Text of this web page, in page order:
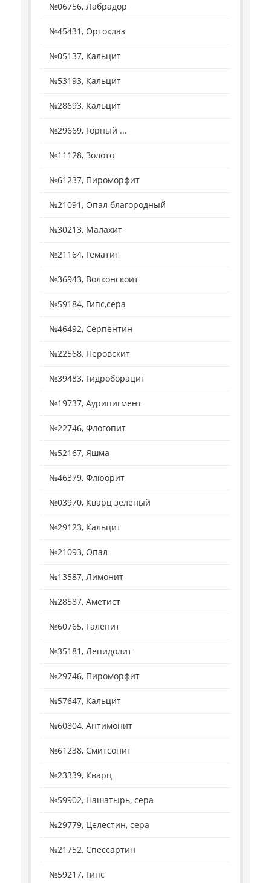
№06756, Лабрадор
№45431, Ортоклаз
№05137, Кальцит
№53193, Кальцит
№28693, Кальцит
№29669, Горный ...
№11128, Золото
№61237, Пироморфит
№21091, Опал благородный
№30213, Малахит
№21164, Гематит
№36943, Волконскоит
№59184, Гипс,сера
№46492, Серпентин
№22568, Перовскит
№39483, Гидроборацит
№19737, Аурипигмент
№22746, Флогопит
№52167, Яшма
№46379, Флюорит
№03970, Кварц зеленый
№29123, Кальцит
№21093, Опал
№13587, Лимонит
№28587, Аметист
№60765, Галенит
№35181, Лепидолит
№29746, Пироморфит
№57647, Кальцит
№60804, Антимонит
№61238, Смитсонит
№23339, Кварц
№59902, Нашатырь, сера
№29779, Целестин, сера
№21752, Спессартин
№59217, Гипс